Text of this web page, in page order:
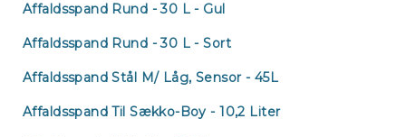
Affaldsspand Rund - 30 L - Gul
Affaldsspand Rund - 30 L - Sort
Affaldsspand Stål M/ Låg, Sensor - 45L
Affaldsspand Til Sækko-Boy - 10,2 Liter